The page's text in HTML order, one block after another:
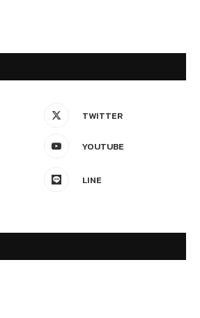
TWITTER
YOUTUBE
LINE